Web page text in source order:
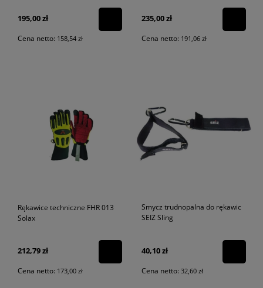
195,00 zł
Cena netto: 158,54 zł
235,00 zł
Cena netto: 191,06 zł
Rękawice techniczne FHR 013
Solax
212,79 zł
Cena netto: 173,00 zł
Smycz trudnopalna do rękawic
SEIZ Sling
40,10 zł
Cena netto: 32,60 zł